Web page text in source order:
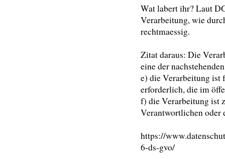
Wat labert ihr? Laut
Verarbeitung, wie
rechtmaessig.
Zitat daraus: Die
eine der
e) die Verarbeitung ist
erforderlich, die im
f) die Verarbeitung ist
Verantwortlichen oder
https://
6-ds-gvo/